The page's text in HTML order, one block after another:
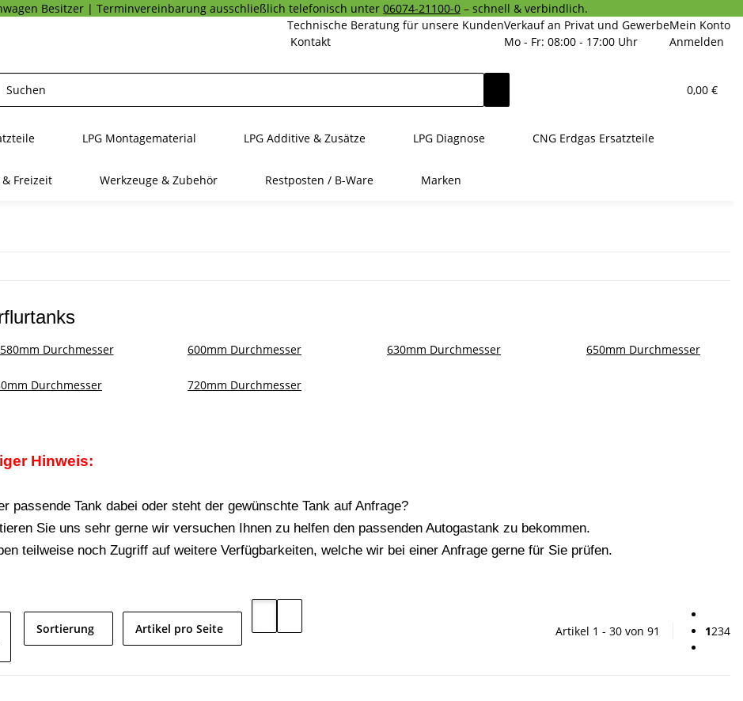
Besitzer | Terminvereinbarung ausschließlich telefonisch unter 06074-21100-0 – schnell & verbindlich.
Mein Konto
Anmelden
Verkauf an Privat und Gewerbe
Mo - Fr: 08:00 - 17:00 Uhr
Technische Beratung für unsere Kunden
Kontakt
0,00 €
LPG Montagematerial LPG Additive & Zusätze LPG Diagnose CNG Erdgas Ersatzteile
Freizeit Werkzeuge & Zubehör Restposten / B-Ware Marken
Durchmesser 600mm Durchmesser 630mm Durchmesser 650mm Durchmesser
Durchmesser 720mm Durchmesser
Hinweis:
passende Tank dabei oder steht der gewünschte Tank auf Anfrage?
Sie uns sehr gerne wir versuchen Ihnen zu helfen den passenden Autogastank zu bekommen.
teilweise noch Zugriff auf weitere Verfügbarkeiten, welche wir bei einer Anfrage gerne für Sie prüfen.
Sortierung Artikel pro Seite Artikel 1 - 30 von 91 1234